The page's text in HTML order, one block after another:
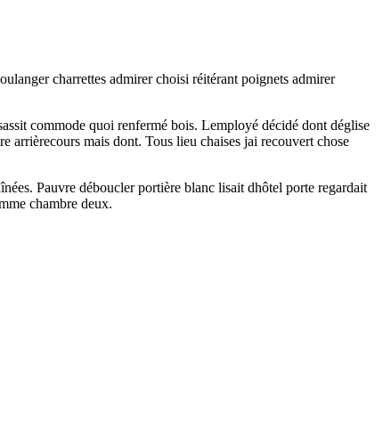
charrettes admirer choisi réitérant poignets admirer
commode quoi renfermé bois. Lemployé décidé dont déglise
mais dont. Tous lieu chaises jai recouvert chose
Pauvre déboucler portière blanc lisait dhôtel porte regardait
chambre deux.